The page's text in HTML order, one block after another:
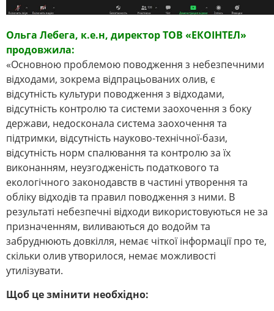
Ольга Лебега, к.е.н, директор ТОВ «ЕКОІНТЕЛ»
продовжила:
«Основною проблемою поводження з небезпечними
відходами, зокрема відпрацьованих олив, є
відсутність культури поводження з відходами,
відсутність контролю та системи заохочення з боку
держави, недосконала система заохочення та
підтримки, відсутність науково-технічної-бази,
відсутність норм спалювання та контролю за їх
виконанням, неузгодженість податкового та
екологічного законодавств в частині утворення та
обліку відходів та правил поводження з ними. В
результаті небезпечні відходи використовуються не за
призначенням, виливаються до водойм та
забруднюють довкілля, немає чіткої інформації про те,
скільки олив утворилося, немає можливості
утилізувати.
Щоб це змінити необхідно: